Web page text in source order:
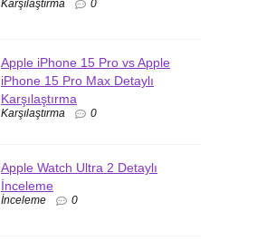
Karşılaştırma 0
Apple iPhone 15 Pro vs Apple
iPhone 15 Pro Max Detaylı
Karşılaştırma
Karşılaştırma 0
Apple Watch Ultra 2 Detaylı
İnceleme
İnceleme 0